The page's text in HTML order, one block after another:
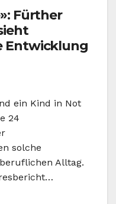
Fürther
Entwicklung
ein Kind in Not
24
solche
Alltag.